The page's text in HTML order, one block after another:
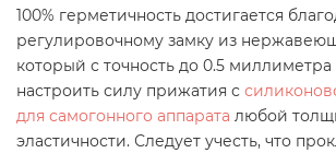
100% герметичность достигается
регулировочному замку из
который с точность до 0.5 миллиметра
настроить силу прижатия с
для самогонного аппарата любой
эластичности. Следует учесть, что